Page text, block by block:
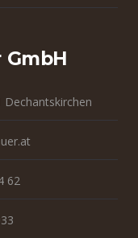
GmbH
Dechantskirchen
62